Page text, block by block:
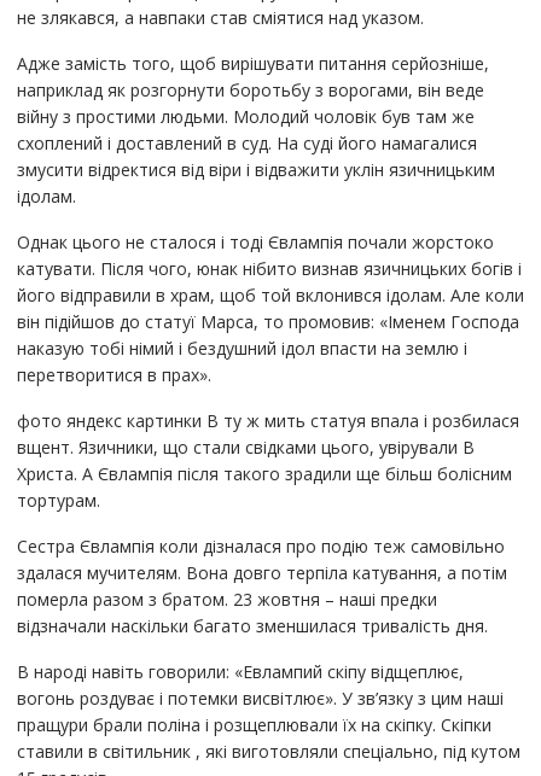
не злякався, а навпаки став сміятися над указом.
Адже замість того, щоб вирішувати питання серйозніше,
наприклад як розгорнути боротьбу з ворогами, він веде
війну з простими людьми. Молодий чоловік був там же
схоплений і доставлений в суд. На суді його намагалися
змусити відректися від віри і відважити уклін язичницьким
ідолам.
Однак цього не сталося і тоді Євлампія почали жорстоко
катувати. Після чого, юнак нібито визнав язичницьких богів і
його відправили в храм, щоб той вклонився ідолам. Але коли
він підійшов до статуї Марса, то промовив: «Іменем Господа
наказую тобі німий і бездушний ідол впасти на землю і
перетворитися в прах».
фото яндекс картинки В ту ж мить статуя впала і розбилася
вщент. Язичники, що стали свідками цього, увірували В
Христа. А Євлампія після такого зрадили ще більш болісним
тортурам.
Сестра Євлампія коли дізналася про подію теж самовільно
здалася мучителям. Вона довго терпіла катування, а потім
померла разом з братом. 23 жовтня – наші предки
відзначали наскільки багато зменшилася тривалість дня.
В народі навіть говорили: «Евлампий скіпу відщеплює,
вогонь роздуває і потемки висвітлює». У зв’язку з цим наші
пращури брали поліна і розщеплювали їх на скіпку. Скіпки
ставили в світильник , які виготовляли спеціально, під кутом